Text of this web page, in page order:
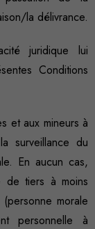
la délivrance.
juridique lui
Conditions
et aux mineurs à
surveillance du
En aucun cas,
de tiers à moins
morale
personnelle à
au
de